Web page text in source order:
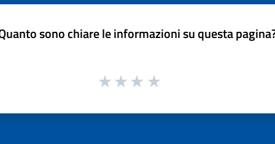
sono chiare le informazioni su questa